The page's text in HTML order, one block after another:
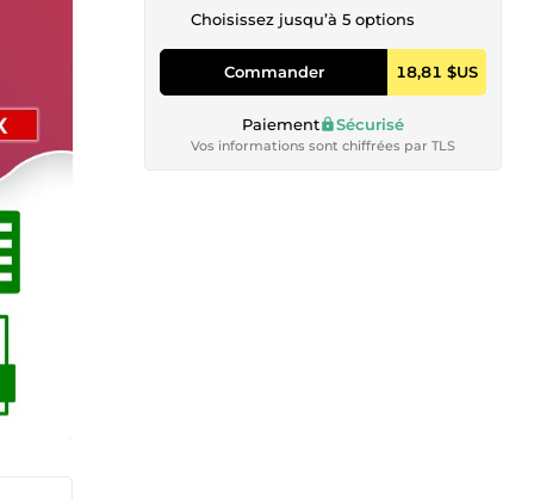
Choisissez jusqu’à 5 options
Commander 18,81 $US
Paiement Sécurisé
Vos informations sont chiffrées par TLS